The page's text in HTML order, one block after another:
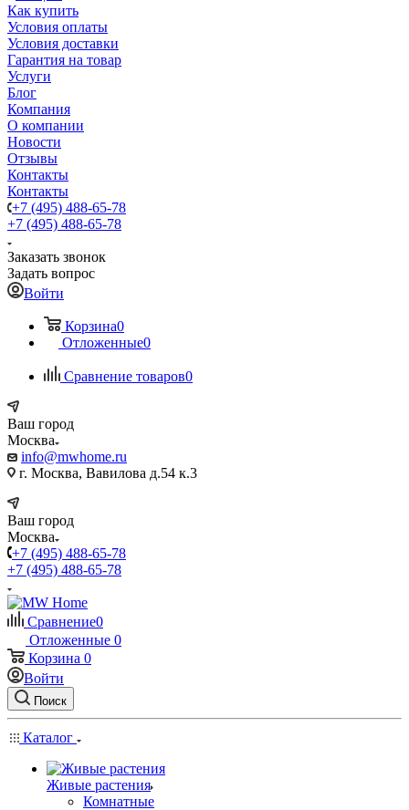
Как купить
Условия оплаты
Условия доставки
Гарантия на товар
Услуги
Блог
Компания
О компании
Новости
Отзывы
Контакты
Контакты
+7 (495) 488-65-78
+7 (495) 488-65-78
Заказать звонок
Задать вопрос
Войти
Корзина0
Отложенные0
Сравнение товаров0
Ваш город
Москва
info@mwhome.ru
г. Москва, Вавилова д.54 к.3
Ваш город
Москва
+7 (495) 488-65-78
+7 (495) 488-65-78
Сравнение0
Отложенные 0
Корзина 0
Войти
Поиск
Каталог
Живые растения
Комнатные